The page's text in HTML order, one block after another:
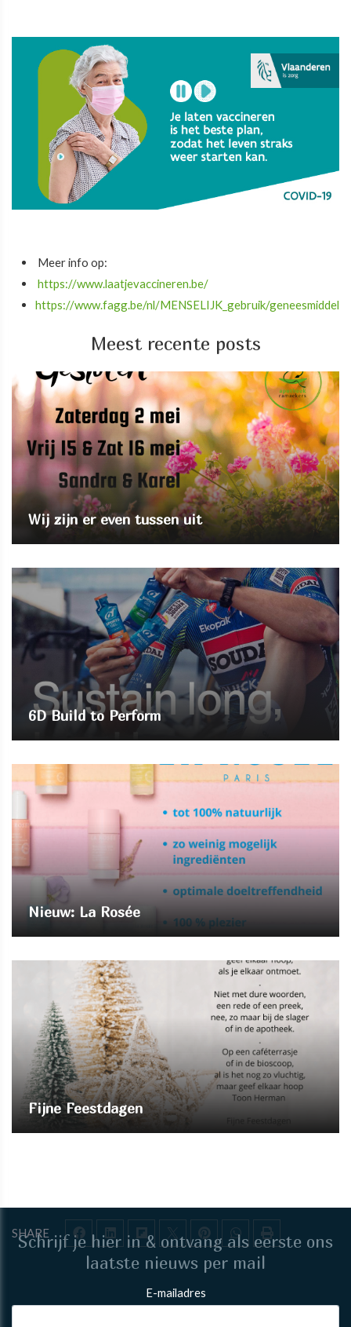
SHARE
Meer info op:
https://www.laatjevaccineren.be/
https://www.fagg.be/nl/MENSELIJK_gebruik/
Meest recente posts
Wij zijn er even tussen uit
6D Build to Perform
Nieuw: La Rosée
Fijne Feestdagen
Schrijf je hier in & ontvang als eerste ons
laatste nieuws per mail
E-mailadres